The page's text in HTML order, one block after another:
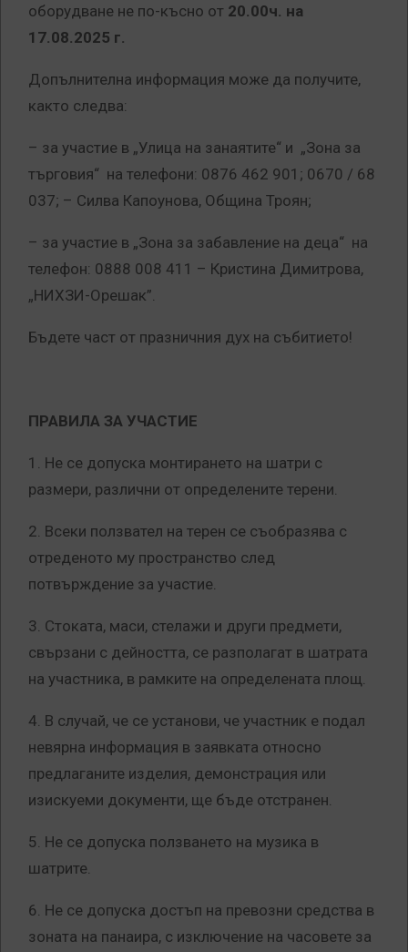
оборудване не по-късно от 20.00ч. на
17.08.2025 г.
Допълнителна информация може да получите,
както следва:
– за участие в „Улица на занаятите“ и „Зона за
търговия“ на телефони: 0876 462 901; 0670 / 68
037; – Силва Капоунова, Община Троян;
– за участие в „Зона за забавление на деца“ на
телефон: 0888 008 411 – Кристина Димитрова,
„НИХЗИ-Орешак”.
Бъдете част от празничния дух на събитието!
ПРАВИЛА ЗА УЧАСТИЕ
1. Не се допуска монтирането на шатри с
размери, различни от определените терени.
2. Всеки ползвател на терен се съобразява с
отреденото му пространство след
потвърждение за участие.
3. Стоката, маси, стелажи и други предмети,
свързани с дейността, се разполагат в шатрата
на участника, в рамките на определената площ.
4. В случай, че се установи, че участник е подал
невярна информация в заявката относно
предлаганите изделия, демонстрация или
изискуеми документи, ще бъде отстранен.
5. Не се допуска ползването на музика в
шатрите.
6. Не се допуска достъп на превозни средства в
зоната на панаира, с изключение на часовете за